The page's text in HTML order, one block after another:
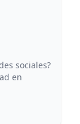
sociales?
en